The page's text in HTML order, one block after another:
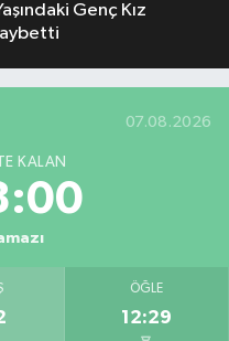
Genç Kız
07.08.2026
KALAN
ÖĞLE
12:29